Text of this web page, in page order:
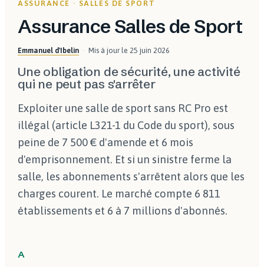
ASSURANCE · SALLES DE SPORT
Assurance Salles de Sport
Emmanuel d'Ibelin Mis à jour le 25 juin 2026
Une obligation de sécurité, une activité
qui ne peut pas s'arrêter
Exploiter une salle de sport sans RC Pro est
illégal (article L321-1 du Code du sport), sous
peine de 7 500 € d'amende et 6 mois
d'emprisonnement. Et si un sinistre ferme la
salle, les abonnements s'arrêtent alors que les
charges courent. Le marché compte 6 811
établissements et 6 à 7 millions d'abonnés.
A